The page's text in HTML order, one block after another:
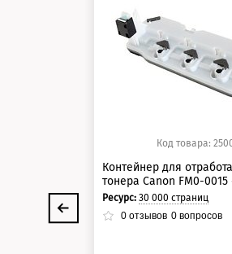
125 баллов
150 баллов
Код товара:
Контейнер для
тонера Canon FM0-0015
Ресурс:30 000 страниц
0 отзывов 0 вопросов